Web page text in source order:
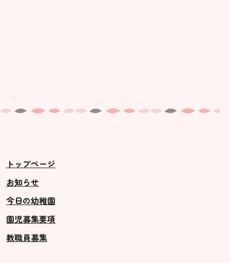
トップページ
お知らせ
今日の幼稚園
園児募集要項
教職員募集